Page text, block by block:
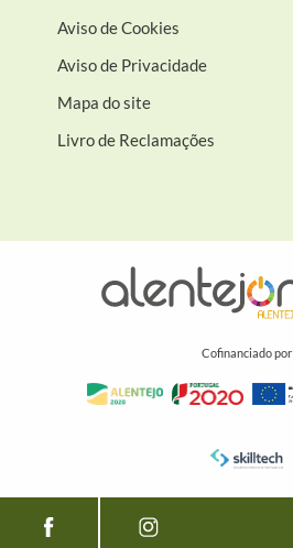
Aviso de Cookies
Aviso de Privacidade
Mapa do site
Livro de Reclamações
Cofinanciado por